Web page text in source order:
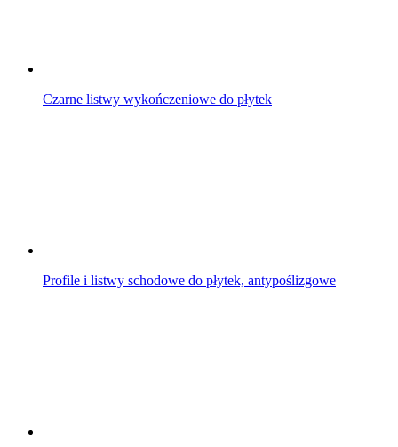
Czarne listwy wykończeniowe do płytek
Profile i listwy schodowe do płytek, antypoślizgowe